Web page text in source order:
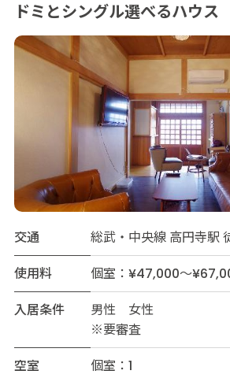
ドミとシングル選べるハウス
交通
総武・中央線 高円寺駅
使用料
個室：¥47,000～
入居条件
男性 女性
※要審査
空室
個室：1